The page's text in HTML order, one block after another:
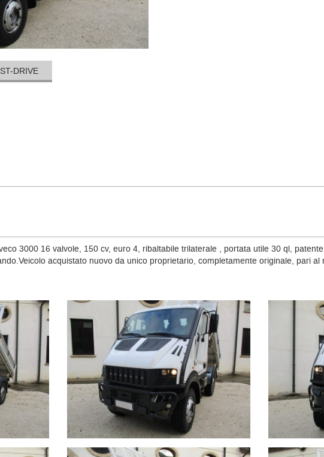
DRIVE
3000 16 valvole, 150 cv, euro 4, ribaltabile trilaterale , portata utile 30 ql,
acquistato nuovo da unico proprietario, completamente originale, pari